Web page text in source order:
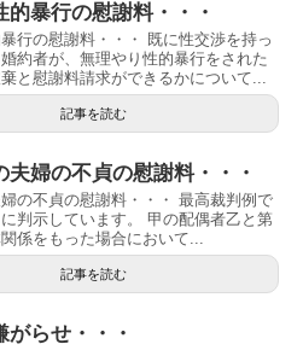
的暴行の慰謝料・・・
行の慰謝料・・・ 既に性交渉を持っ
約者が、無理やり性的暴行をされた
と慰謝料請求ができるかについて...
記事を読む
夫婦の不貞の慰謝料・・・
の不貞の慰謝料・・・ 最高裁判例で
判示しています。 甲の配偶者乙と第
係をもった場合において...
記事を読む
がらせ・・・